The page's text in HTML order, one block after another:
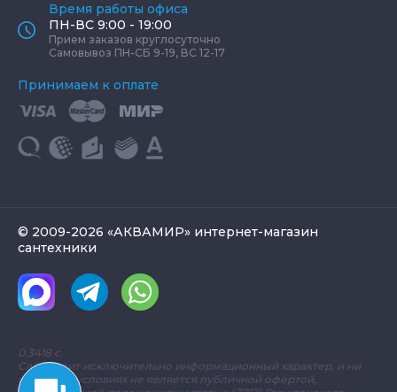
Время работы офиса
ПН-ВС 9:00 - 19:00
Прием заказов круглосуточно
Самовывоз ПН-СБ 9-19, ВС 12-17
Принимаем к оплате
© 2009-2026 «АКВАМИР» интернет-магазин
сантехники
0.3418 с.
Сайт носит исключительно информационный характер, и ни
при каких условиях не является публичной офертой,